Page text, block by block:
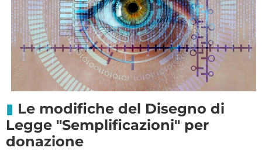
Le modifiche del Disegno di
Legge "Semplificazioni" per
donazione